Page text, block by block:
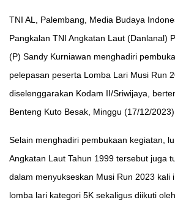
TNI AL, Palembang, Media Budaya
Pangkalan TNI Angkatan Laut (Danlanal)
(P) Sandy Kurniawan menghadiri
pelepasan peserta Lomba Lari Musi Run
diselenggarakan Kodam II/Sriwijaya,
Benteng Kuto Besak, Minggu (17/12/2023).
Selain menghadiri pembukaan kegiatan,
Angkatan Laut Tahun 1999 tersebut juga
dalam menyukseskan Musi Run 2023 kali
lomba lari kategori 5K sekaligus diikuti